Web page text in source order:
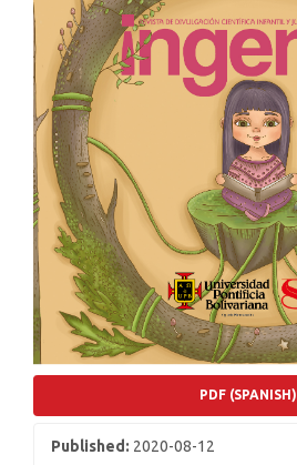
PDF (SPANISH)
Published: 2020-08-12